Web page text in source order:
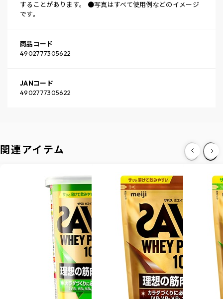
することがあります。 ●写真はすべて使用例などのイメージ
です。
商品コード
4902777305622
JANコード
4902777305622
関連アイテム